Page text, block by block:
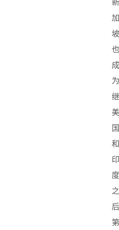
新
加
坡
也
成
为
继
美
国
和
印
度
之
后
第